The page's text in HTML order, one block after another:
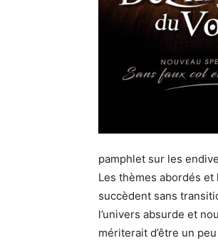
pamphlet sur les
Les thèmes abordés
succèdent sans
l’univers absurde et
mériterait d’être un